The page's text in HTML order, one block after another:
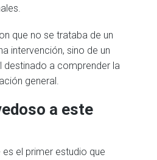
que no se trataba de un
intervención, sino de un
destinado a comprender la
general.
a este
el primer estudio que